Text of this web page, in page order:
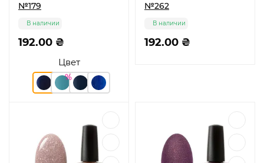
№179
Цвет
192.00 ₴
В наличии
№262
192.00 ₴
В наличии